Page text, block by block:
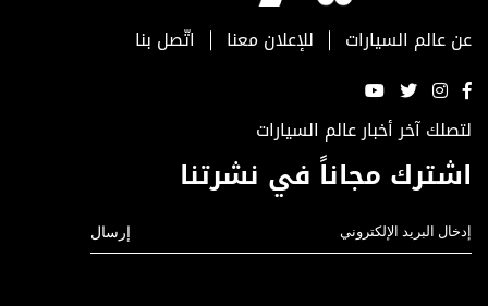
عن عالم السيارات للإعلان معنا اتّصل بنا
لتصلك آخر أخبار عالم السيارات
اشترك مجاناً في نشرتنا